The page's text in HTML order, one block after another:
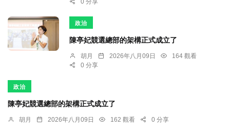
0 分享
政治
陳亭妃競選總部的架構正式成立了
胡月 2026年八月09日
164 觀看
0 分享
政治
陳亭妃競選總部的架構正式成立了
胡月 2026年八月09日 162 觀看 0 分享